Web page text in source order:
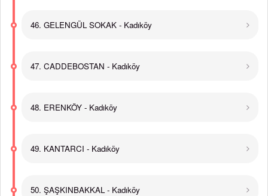
46. GELENGÜL SOKAK - Kadıköy
47. CADDEBOSTAN - Kadıköy
48. ERENKÖY - Kadıköy
49. KANTARCI - Kadıköy
50. ŞAŞKINBAKKAL - Kadıköy